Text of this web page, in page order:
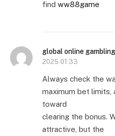
find ww88game
global online
2025 01:33
Always check the
maximum bet limits,
toward
clearing the bonus.
attractive, but the